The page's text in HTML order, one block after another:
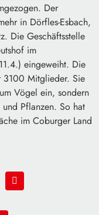
Der
in Dörfles-Esbach,
Die Geschäftsstelle
im
eingeweiht. Die
3100 Mitglieder. Sie
Vögel ein, sondern
Pflanzen. So hat
im Coburger Land